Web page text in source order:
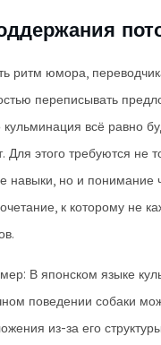
ритм юмора,
переписывать
кульминация всё равно
этого требуются не
навыки, но и понимание
к которому не
В японском языке
поведении собаки
из-за его